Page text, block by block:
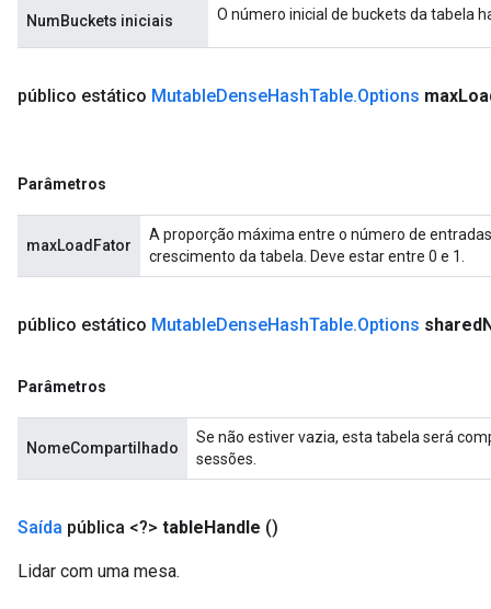
NumBuckets iniciais O número inicial de buckets da tabela
público estático MutableDenseHashTable.Options max
Parâmetros
maxLoadFator
A proporção máxima entre o número de
crescimento da tabela. Deve estar entre 0 e 1.
público estático MutableDenseHashTable.Options shared
Parâmetros
NomeCompartilhado
Se não estiver vazia, esta tabela será
sessões.
Saída pública <?> tableHandle ()
Lidar com uma mesa.